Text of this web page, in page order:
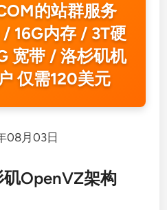
的站群服务
16G内存 / 3T硬
宽带 / 洛杉矶机
仅需120美元
08月03日
OpenVZ架构